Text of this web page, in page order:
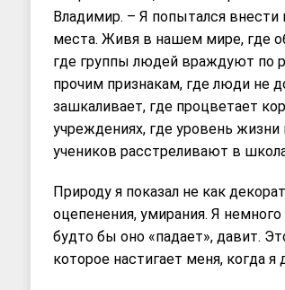
Владимир. – Я попытался
места. Живя в нашем мире, где
где группы людей враждуют по
прочим признакам, где люди не
зашкаливает, где процветает
учреждениях, где уровень
учеников расстреливают в
Природу я показал не как
оцепенения, умирания. Я
будто бы оно «падает», давит.
которое настигает меня, когда